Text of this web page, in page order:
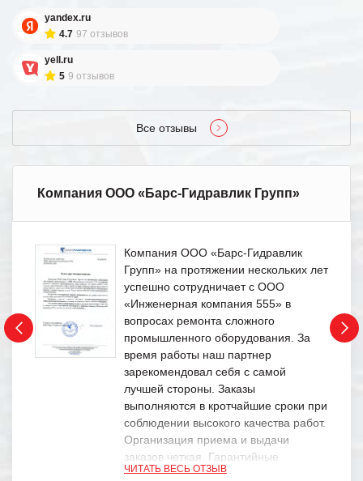
yandex.ru
4.7 97 отзывов
yell.ru
5 9 отзывов
Все отзывы
Компания ООО «Барс-Гидравлик Групп»
Компания ООО «Барс-Гидравлик
Групп» на протяжении нескольких лет
успешно сотрудничает с ООО
«Инженерная компания 555» в
вопросах ремонта сложного
промышленного оборудования. За
время работы наш партнер
зарекомендовал себя с самой
лучшей стороны. Заказы
выполняются в кротчайшие сроки при
соблюдении высокого качества работ.
Организация приема и выдачи
заказов четкая. Гарантийные
обязательства выполняются в
ЧИТАТЬ ВЕСЬ ОТЗЫВ